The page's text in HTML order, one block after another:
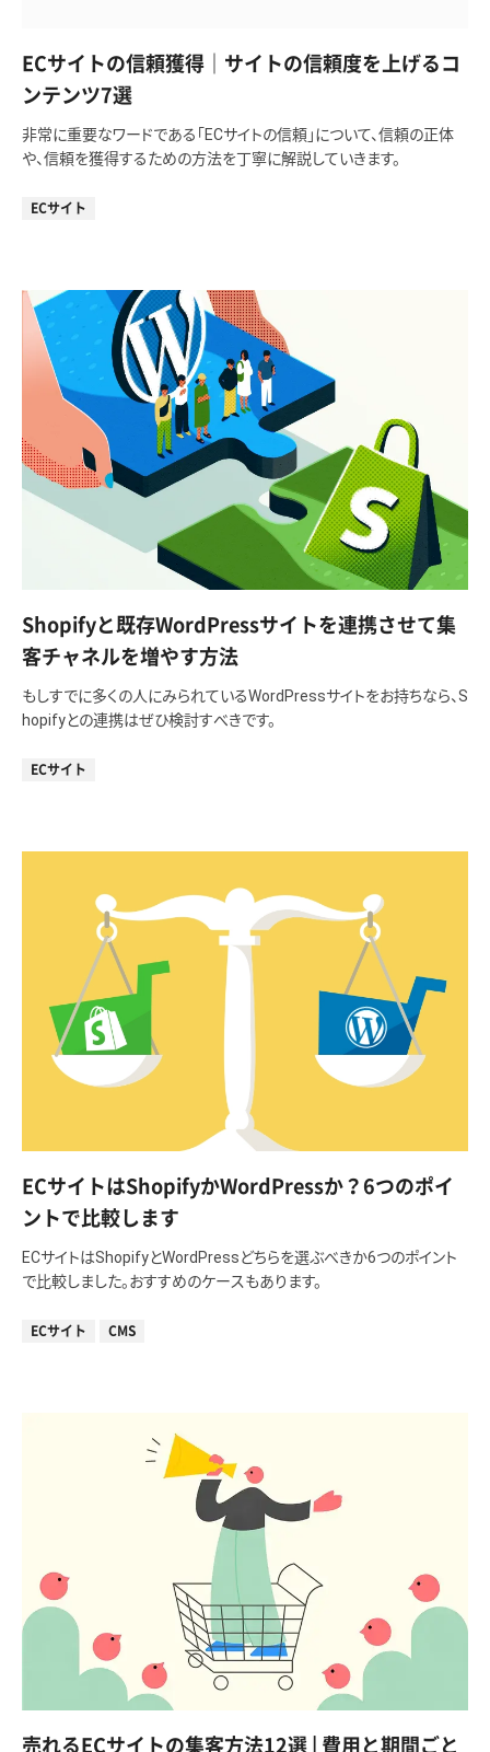
ECサイトの信頼獲得｜サイトの信頼度を上げるコ
ンテンツ7選
非常に重要なワードである「ECサイトの信頼」について、信頼の正体
や、信頼を獲得するための方法を丁寧に解説していきます。
ECサイト
Shopifyと既存WordPressサイトを連携させて集
客チャネルを増やす方法
もしすでに多くの人にみられているWordPressサイトをお持ちなら、S
hopifyとの連携はぜひ検討すべきです。
ECサイト
ECサイトはShopifyかWordPressか？6つのポイ
ントで比較します
ECサイトはShopifyとWordPressどちらを選ぶべきか6つのポイント
で比較しました。おすすめのケースもあります。
ECサイト CMS
売れるECサイトの集客方法12選 | 費用と期間ごと